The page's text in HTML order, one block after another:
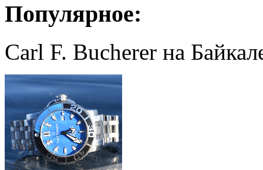
Популярное:
Carl F. Bucherer на